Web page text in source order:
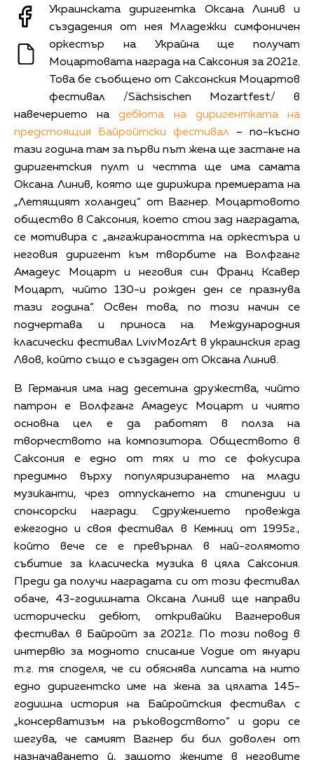
Украинската диригентка Оксана Линив и
създадения от нея Младежки симфоничен
оркестър на Украйна ще получат
Моцартовата награда на Саксония за 2021г.
Това бе съобщено от Саксонския Моцартов
фестивал /Sächsischen Mozartfest/ в
навечерието надебюта на диригентката на
предстоящия Байройтски фестивал – по-късно
тази година там за първи път жена ще застане на
диригентския пулт и честта ще има самата
Оксана Линив, която ще дирижира премиерата на
„Летящият холандец“ от Вагнер. Моцартовото
общество в Саксония, което стои зад наградата,
се мотивира с „ангажираността на оркестъра и
неговия диригент към творбите на Волфганг
Амадеус Моцарт и неговия син Франц Ксавер
Моцарт, чийто 130-и рожден ден се празнува
тази година“. Освен това, по този начин се
подчертава и приноса на Международния
класически фестивал LvivMozArt в украинския град
Лвов, който също е създаден от Оксана Линив.
В Германия има над десетина дружества, чийто
патрон е Волфганг Амадеус Моцарт и чиято
основна цел е да работят в полза на
творчеството на композитора. Обществото в
Саксония е едно от тях и то се фокусира
предимно върху популяризирането на млади
музиканти, чрез отпускането на стипендии и
спонсорски награди. Сдружението провежда
ежегодно и своя фестивал в Кемниц от 1995г.,
който вече се е превърнал в най-голямото
събитие за класическа музика в цяла Саксония.
Преди да получи наградата си от този фестивал
обаче, 43-годишната Оксана Линив ще направи
исторически дебют, откривайки Вагнеровия
фестивал в Байройт за 2021г. По този повод в
интервю за модното списание Vogue от януари
т.г. тя споделя, че си обяснява липсата на нито
едно диригентско име на жена за цялата 145-
годишна история на Байройтския фестивал с
„консерватизъм на ръководството“ и дори се
шегува, че самият Вагнер би бил доволен от
назначаването й, защото жените в неговите